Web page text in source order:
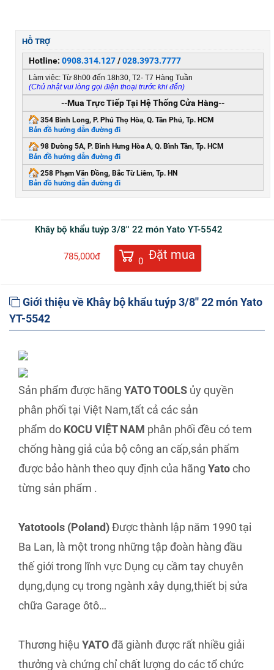
HỖ TRỢ
Hotline: 0908.314.127/028.3973.7777
Làm việc: Từ 8h00 đến 18h30, T2- T7 Hàng Tuần
(Chủ nhật vui lòng gọi điện thoại trước khi đến)
--Mua Trực Tiếp Tại Hệ Thống Cửa Hàng--
354 Bình Long, P. Phú Thọ Hòa, Q. Tân Phú, Tp. HCM
Bản đồ hướng dẫn đường đi
98 Đường 5A, P. Bình Hưng Hòa A, Q. Bình Tân, Tp. HCM
Bản đồ hướng dẫn đường đi
258 Phạm Văn Đồng, Bắc Từ Liêm, Tp. HN
Bản đồ hướng dẫn đường đi
Khây bộ khẩu tuýp 3/8'' 22 món Yato YT-5542
785,000đ 0 Đặt mua
Giới thiệu về Khây bộ khẩu tuýp 3/8'' 22 món Yato
YT-5542
Sản phẩm được hãng YATO TOOLS ủy quyền
phân phối tại Việt Nam,tất cả các sản
phẩm do KOCU VIỆT NAM phân phối đều có tem
chống hàng giả của bộ công an cấp,sản phẩm
được bảo hành theo quy định của hãng Yatocho
từng sản phẩm .
Yatotools (Poland)Được thành lập năm 1990 tại
Ba Lan, là một trong những tập đoàn hàng đầu
thế giới trong lĩnh vực Dụng cụ cầm tay chuyên
dụng,dụng cụ trong ngành xây dụng,thiết bị sửa
chữa Garage ôtô…
Thương hiệu YATOđã giành được rất nhiều giải
thưởng và chứng chỉ chất lượng do các tổ chức